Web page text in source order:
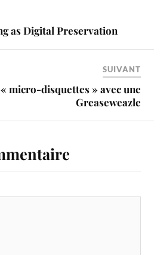
as Digital Preservation
SUIVANT
micro-disquettes » avec une
Greaseweazle